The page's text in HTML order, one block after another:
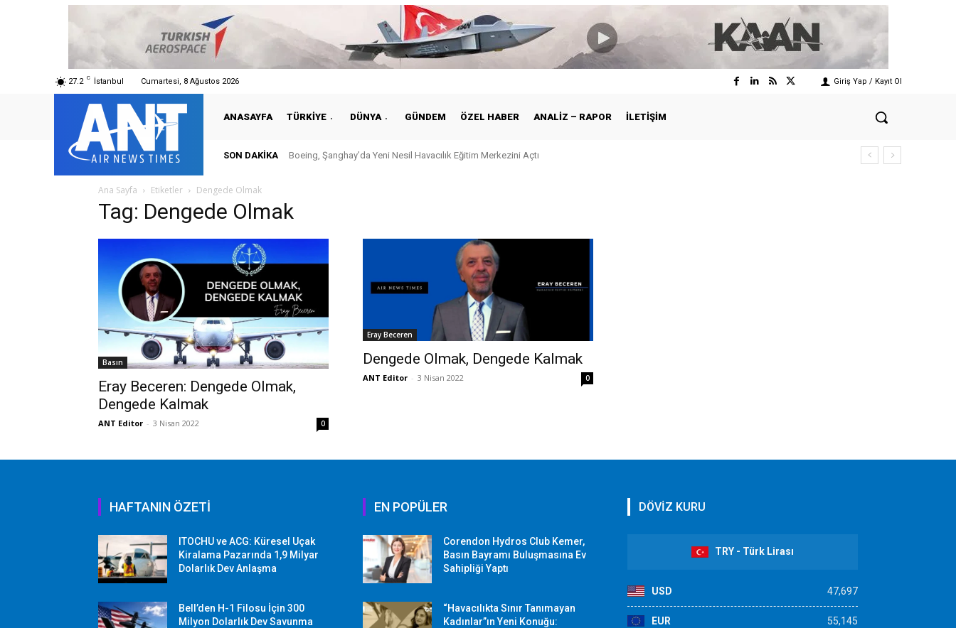
27.2 C İstanbul Cumartesi, 8 Ağustos 2026 Giriş Yap / Kayıt Ol
ANASAYFA TÜRKIYE DÜNYA GÜNDEM ÖZEL HABER ANALIZ – RAPOR İLETIŞIM
SON DAKIKA Boeing, Şanghay’da Yeni Nesil Havacılık Eğitim Merkezini Açtı
Ana Sayfa Etiketler Dengede Olmak
Tag: Dengede Olmak
Basın
Eray Beceren: Dengede Olmak,
Dengede Kalmak
ANT Editor - 3 Nisan 2022 0
Eray Beceren
Dengede Olmak, Dengede Kalmak
ANT Editor - 3 Nisan 2022 0
HAFTANIN ÖZETİ
ITOCHU ve ACG: Küresel Uçak
Kiralama Pazarında 1,9 Milyar
Dolarlık Dev Anlaşma
Bell’den H-1 Filosu İçin 300
Milyon Dolarlık Dev Savunma
EN POPÜLER
Corendon Hydros Club Kemer,
Basın Bayramı Buluşmasına Ev
Sahipliği Yaptı
“Havacılıkta Sınır Tanımayan
Kadınlar”ın Yeni Konuğu:
DÖVİZ KURU
TRY - Türk Lirası
USD 47,697
EUR 55,145